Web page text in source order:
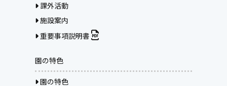
課外活動
施設案内
重要事項説明書
園の特色
園の特色